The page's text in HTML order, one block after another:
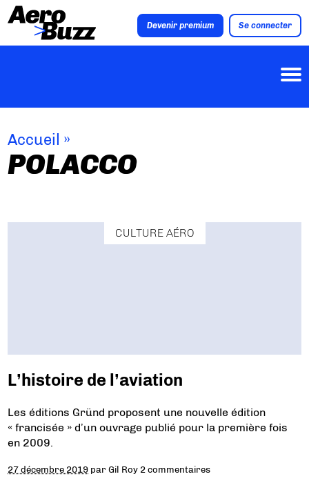
Devenir premium Se connecter
Accueil »
POLACCO
CULTURE AÉRO
L’histoire de l’aviation
Les éditions Gründ proposent une nouvelle édition
« francisée » d’un ouvrage publié pour la première fois
en 2009.
27 décembre 2019 parGil Roy 2 commentaires